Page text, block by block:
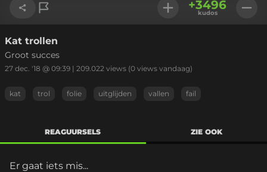
Link kopiëren
+3496
kudos
Kat trollen
Groot succes
27 dec. '18 @ 09:39 | 209.022 views (0 views vandaag)
kat trol folie uitglijden vallen fail
REAGUURSELS ZIE OOK
Er gaat iets mis...